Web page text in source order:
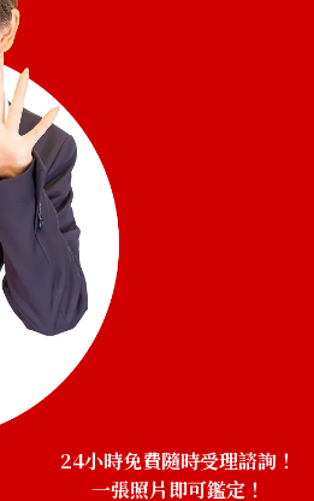
Shoulder
24小時免費隨時受理諮詢！
一張照片即可鑑定！